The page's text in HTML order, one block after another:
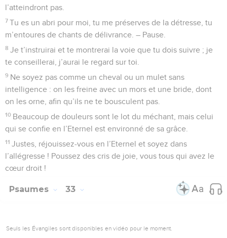
l’atteindront pas.
7 Tu es un abri pour moi, tu me préserves de la détresse, tu
m’entoures de chants de délivrance. – Pause.
8 Je t’instruirai et te montrerai la voie que tu dois suivre ; je
te conseillerai, j’aurai le regard sur toi.
9 Ne soyez pas comme un cheval ou un mulet sans
intelligence : on les freine avec un mors et une bride, dont
on les orne, afin qu’ils ne te bousculent pas.
10 Beaucoup de douleurs sont le lot du méchant, mais celui
qui se confie en l’Eternel est environné de sa grâce.
11 Justes, réjouissez-vous en l’Eternel et soyez dans
l’allégresse ! Poussez des cris de joie, vous tous qui avez le
cœur droit !
Psaumes 33
Seuls les Évangiles sont disponibles en vidéo pour le moment.